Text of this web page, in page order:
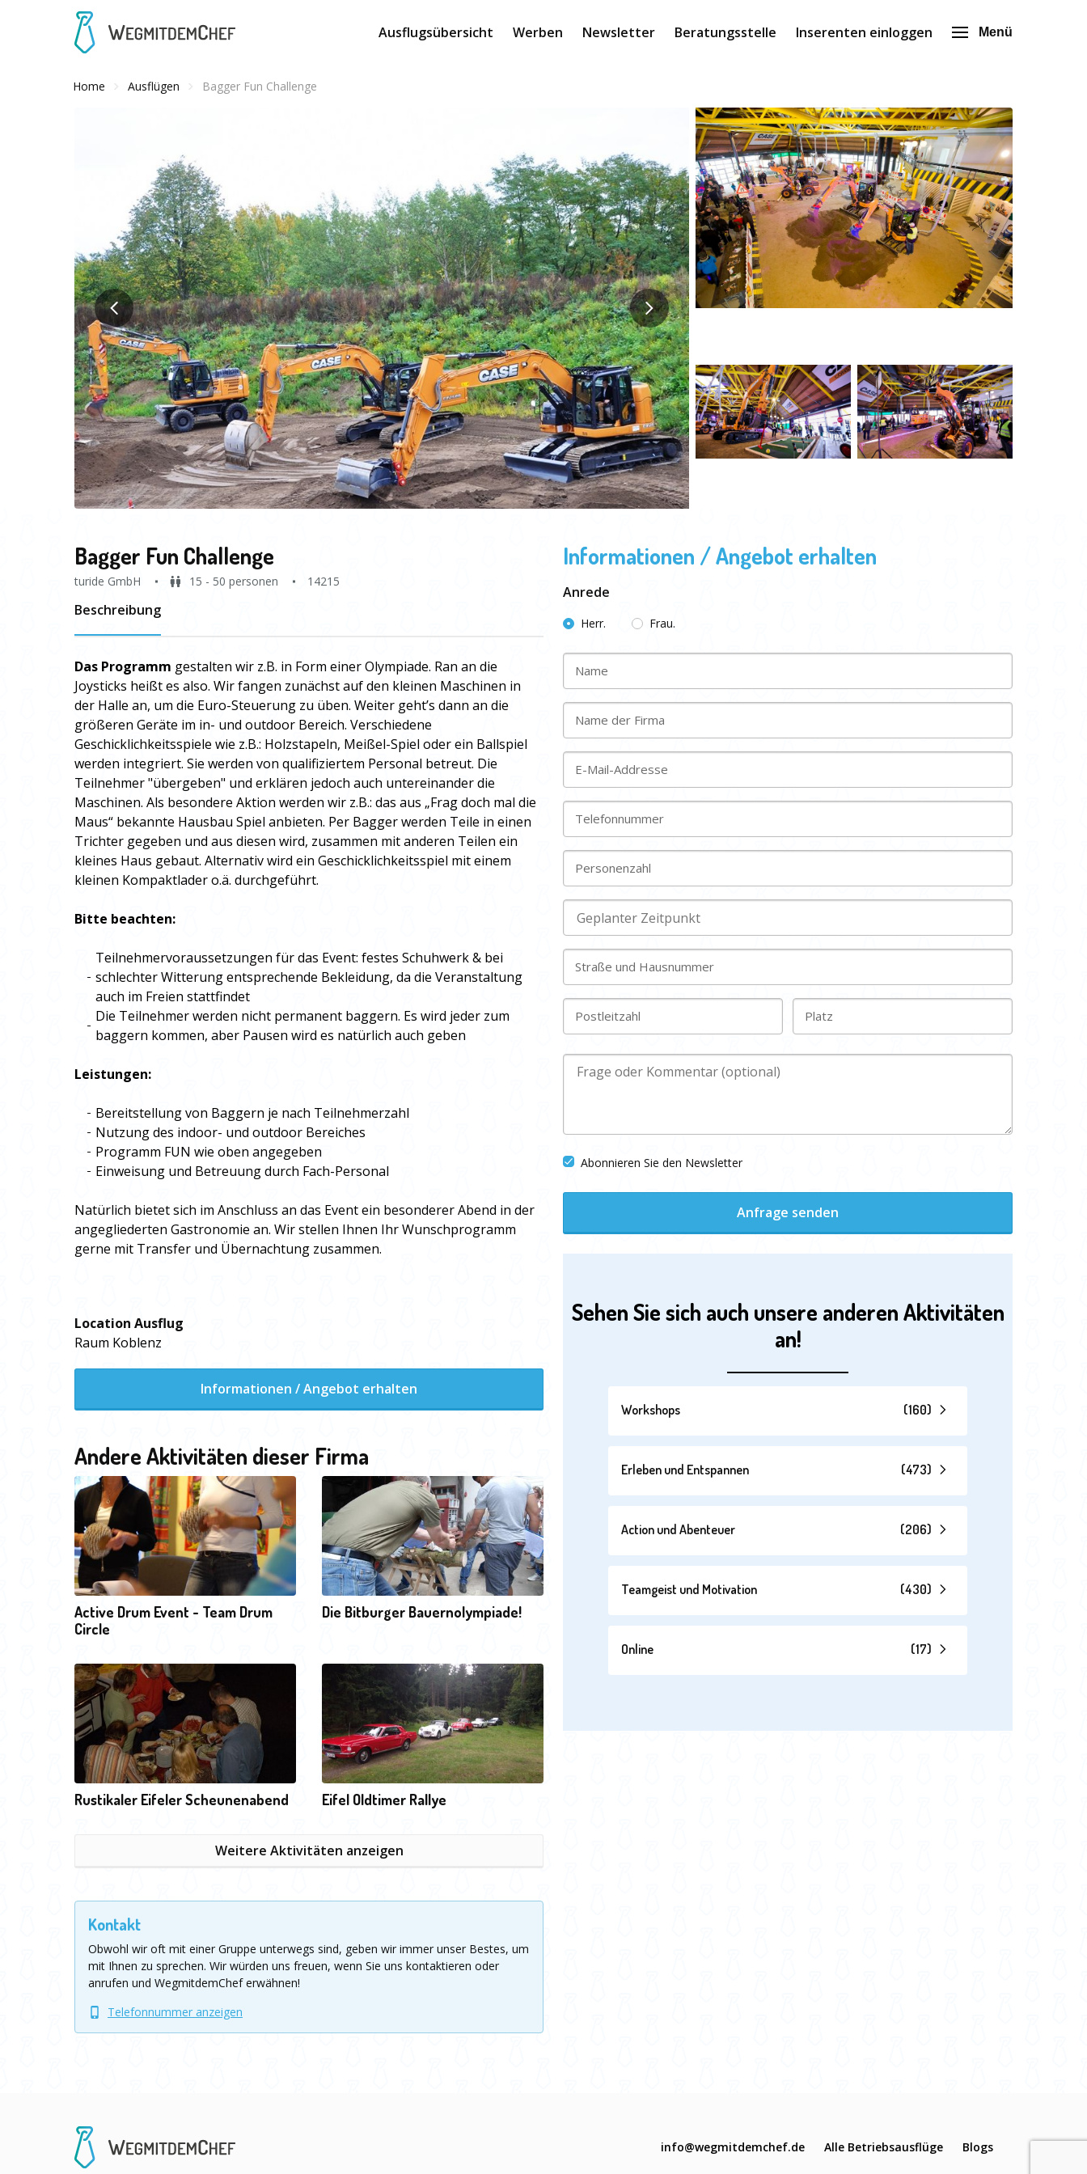
Ausflugsübersicht Werben Newsletter Beratungsstelle Inserenten einloggen Menü
Home Ausflügen Bagger Fun Challenge
Bagger Fun Challenge
turide GmbH 15 - 50 personen 14215
Beschreibung
Das Programm gestalten wir z.B. in Form einer Olympiade. Ran an die
Joysticks heißt es also. Wir fangen zunächst auf den kleinen Maschinen in
der Halle an, um die Euro-Steuerung zu üben. Weiter geht’s dann an die
größeren Geräte im in- und outdoor Bereich. Verschiedene
Geschicklichkeitsspiele wie z.B.: Holzstapeln, Meißel-Spiel oder ein Ballspiel
werden integriert. Sie werden von qualifiziertem Personal betreut. Die
Teilnehmer "übergeben" und erklären jedoch auch untereinander die
Maschinen. Als besondere Aktion werden wir z.B.: das aus „Frag doch mal die
Maus“ bekannte Hausbau Spiel anbieten. Per Bagger werden Teile in einen
Trichter gegeben und aus diesen wird, zusammen mit anderen Teilen ein
kleines Haus gebaut. Alternativ wird ein Geschicklichkeitsspiel mit einem
kleinen Kompaktlader o.ä. durchgeführt.
Bitte beachten:
Teilnehmervoraussetzungen für das Event: festes Schuhwerk & bei
schlechter Witterung entsprechende Bekleidung, da die Veranstaltung
auch im Freien stattfindet
Die Teilnehmer werden nicht permanent baggern. Es wird jeder zum
baggern kommen, aber Pausen wird es natürlich auch geben
Leistungen:
Bereitstellung von Baggern je nach Teilnehmerzahl
Nutzung des indoor- und outdoor Bereiches
Programm FUN wie oben angegeben
Einweisung und Betreuung durch Fach-Personal
Natürlich bietet sich im Anschluss an das Event ein besonderer Abend in der
angegliederten Gastronomie an. Wir stellen Ihnen Ihr Wunschprogramm
gerne mit Transfer und Übernachtung zusammen.
Location Ausflug
Raum Koblenz
Informationen / Angebot erhalten
Andere Aktivitäten dieser Firma
Active Drum Event - Team Drum
Circle
Die Bitburger Bauernolympiade!
Rustikaler Eifeler Scheunenabend Eifel Oldtimer Rallye
Weitere Aktivitäten anzeigen
Kontakt
Obwohl wir oft mit einer Gruppe unterwegs sind, geben wir immer unser Bestes, um
mit Ihnen zu sprechen. Wir würden uns freuen, wenn Sie uns kontaktieren oder
anrufen und WegmitdemChef erwähnen!
Telefonnummer anzeigen
Informationen / Angebot erhalten
Anrede
Herr. Frau.
Name
Name der Firma
E-Mail-Addresse
Telefonnummer
Personenzahl
Straße und Hausnummer
Postleitzahl Platz
Abonnieren Sie den Newsletter
Anfrage senden
Sehen Sie sich auch unsere anderen Aktivitäten
an!
Workshops (160)
Erleben und Entspannen (473)
Action und Abenteuer (206)
Teamgeist und Motivation (430)
Online (17)
info@wegmitdemchef.de Alle Betriebsausflüge Blogs